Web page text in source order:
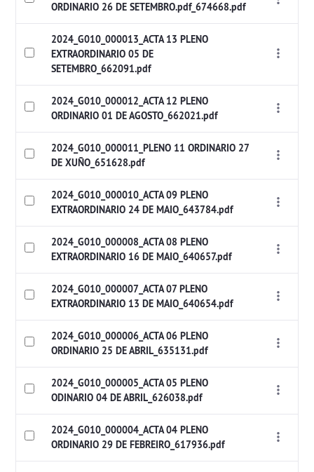
ORDINARIO 26 DE SETEMBRO.pdf_674668.pdf
2024_G010_000013_ACTA 13 PLENO
EXTRAORDINARIO 05 DE
SETEMBRO_662091.pdf
2024_G010_000012_ACTA 12 PLENO
ORDINARIO 01 DE AGOSTO_662021.pdf
2024_G010_000011_PLENO 11 ORDINARIO 27
DE XUÑO_651628.pdf
2024_G010_000010_ACTA 09 PLENO
EXTRAORDINARIO 24 DE MAIO_643784.pdf
2024_G010_000008_ACTA 08 PLENO
EXTRAORDINARIO 16 DE MAIO_640657.pdf
2024_G010_000007_ACTA 07 PLENO
EXTRAORDINARIO 13 DE MAIO_640654.pdf
2024_G010_000006_ACTA 06 PLENO
ORDINARIO 25 DE ABRIL_635131.pdf
2024_G010_000005_ACTA 05 PLENO
ODINARIO 04 DE ABRIL_626038.pdf
2024_G010_000004_ACTA 04 PLENO
ORDINARIO 29 DE FEBREIRO_617936.pdf